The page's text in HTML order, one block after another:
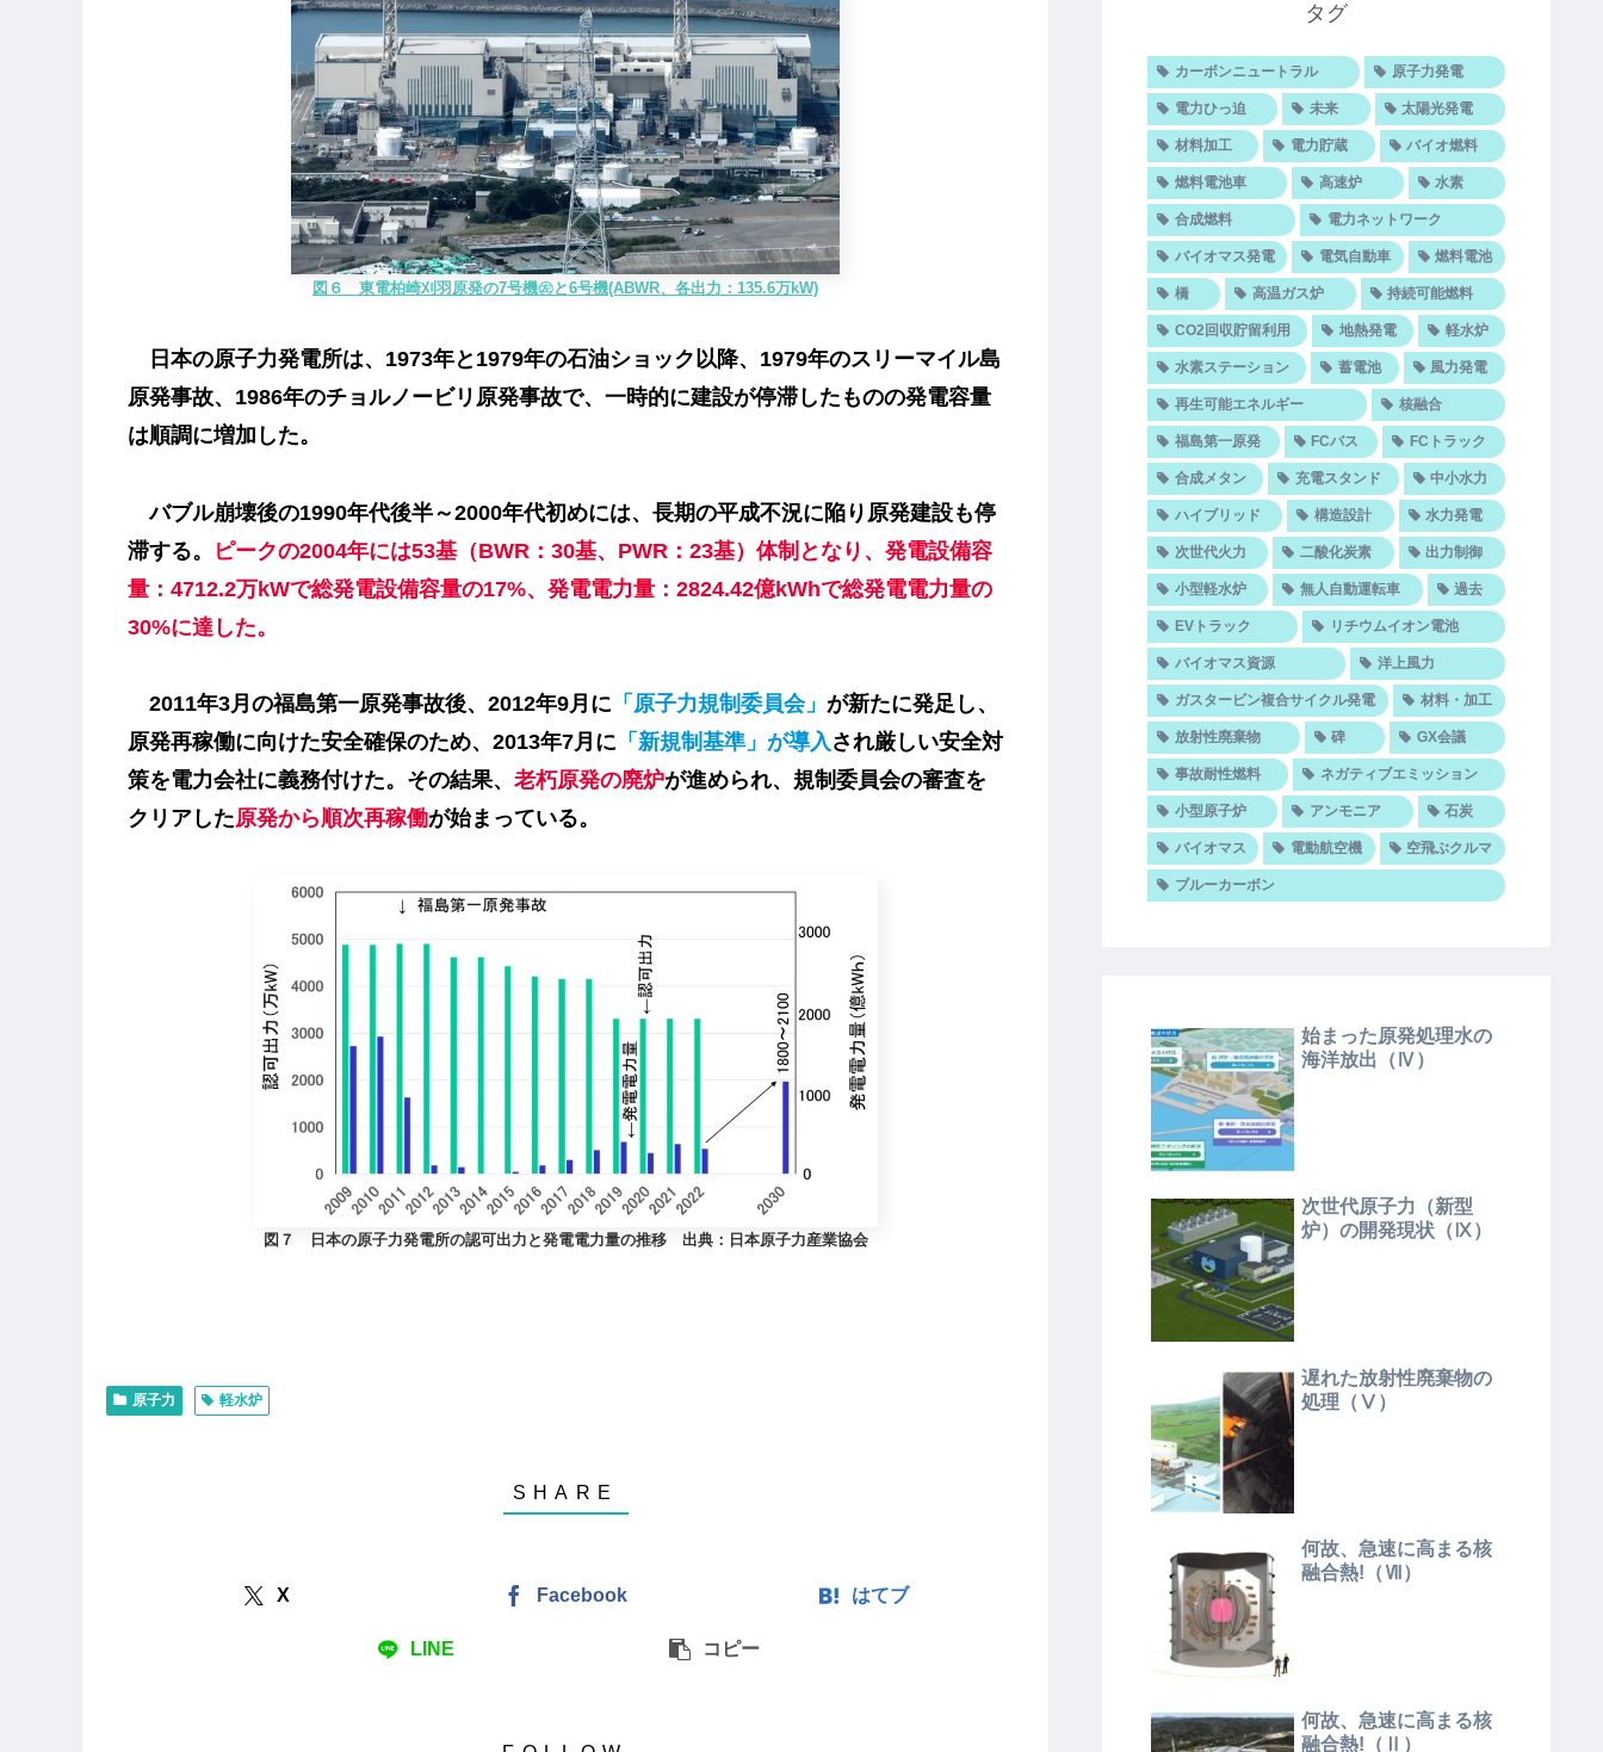
図６ 東電柏崎刈羽原発の7号機㊧と6号機(ABWR、各出力：135.6万kW)
日本の原子力発電所は、1973年と1979年の石油ショック以降、1979年のスリーマイル島
原発事故、 1986年のチョルノービリ原発事故で、一時的に建設が停滞したものの発電容量
は順調に増加した。
バブル崩壊後の1990年代後半～2000年代初めには、長期の平成不況に陥り原発建設も停
滞する。
ピークの2004年には53基（BWR：30基、PWR：23基）体制となり、発電設備容
量：4712.2万kWで総発電設備容量の17%、発電電力量：2824.42億kWhで総発電電力量の
30%に達した。
2011年3月の福島第一原発事故後、2012年9月に 「原子力規制委員会」 が新たに発足し、
原発再稼働に向けた安全確保のため、2013年7月に 「新規制基準」が導入 され厳しい安全対
策を電力会社に義務付けた。その結果、 老朽原発の廃炉が進められ、規制委員会の審査を
クリアした原発から順次再稼働が始まっている。
図７ 日本の原子力発電所の認可出力と発電電力量の推移 出典：日本原子力産業協会
原子力 軽水炉
X Facebook はてブ
LINE コピー
タグ
カーボンニュートラル 原子力発電
電力ひっ迫 未来 太陽光発電
材料加工 電力貯蔵 バイオ燃料
燃料電池車 高速炉 水素
合成燃料 電力ネットワーク
バイオマス発電 電気自動車 燃料電池
橋 高温ガス炉 持続可能燃料
CO2回収貯留利用 地熱発電 軽水炉
水素ステーション 蓄電池 風力発電
再生可能エネルギー 核融合
福島第一原発 FCバス FCトラック
合成メタン 充電スタンド 中小水力
ハイブリッド 構造設計 水力発電
次世代火力 二酸化炭素 出力制御
小型軽水炉 無人自動運転車 過去
EVトラック リチウムイオン電池
バイオマス資源 洋上風力
ガスタービン複合サイクル発電 材料・加工
放射性廃棄物 碑 GX会議
事故耐性燃料 ネガティブエミッション
小型原子炉 アンモニア 石炭
バイオマス 電動航空機 空飛ぶクルマ
ブルーカーボン
始まった原発処理水の
海洋放出（Ⅳ）
次世代原子力（新型
炉）の開発現状（Ⅸ）
遅れた放射性廃棄物の
処理（Ⅴ）
何故、急速に高まる核
融合熱!（Ⅶ）
何故、急速に高まる核
融合熱!（Ⅱ）